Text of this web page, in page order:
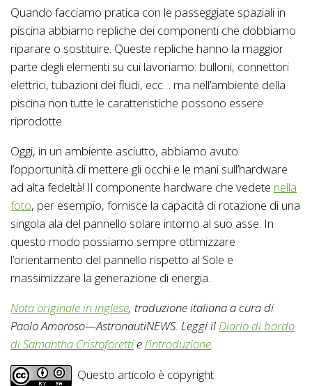
Quando facciamo pratica con le passeggiate spaziali in
piscina abbiamo repliche dei componenti che dobbiamo
riparare o sostituire. Queste repliche hanno la maggior
parte degli elementi su cui lavoriamo: bulloni, connettori
elettrici, tubazioni dei fludi, ecc… ma nell’ambiente della
piscina non tutte le caratteristiche possono essere
riprodotte.
Oggi, in un ambiente asciutto, abbiamo avuto
l’opportunità di mettere gli occhi e le mani sull’hardware
ad alta fedeltà! Il componente hardware che vedete nella
foto, per esempio, fornisce la capacità di rotazione di una
singola ala del pannello solare intorno al suo asse. In
questo modo possiamo sempre ottimizzare
l’orientamento del pannello rispetto al Sole e
massimizzare la generazione di energia.
Nota originale in inglese, traduzione italiana a cura di
Paolo Amoroso—AstronautiNEWS. Leggi ilDiario di bordo
di Samantha Cristoforetti el’introduzione.
Questo articolo è copyright